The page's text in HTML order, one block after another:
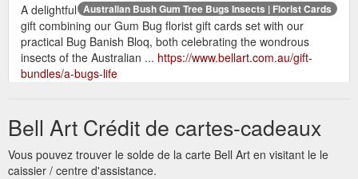
Australian Bush Gum Tree Bugs Insects | Florist Cards
A delightful
gift combining our Gum Bug florist gift cards set with our
practical Bug Banish Bloq, both celebrating the wondrous
insects of the Australian ... https://www.bellart.com.au/gift-
bundles/a-bugs-life
Floral Emblems Gift-Tag Wallet 9329813000207 · eucalyptus-
cards-gungurru-1. New Product. $5.95 Eucalyptus Greeting
Card - Gungurru 9329813001976.
https://www.bellart.com.au/greeting-cards
Bell Art Crédit de cartes-cadeaux
Vous pouvez trouver le solde de la carte Bell Art en visitant le le
caissier / centre d'assistance.